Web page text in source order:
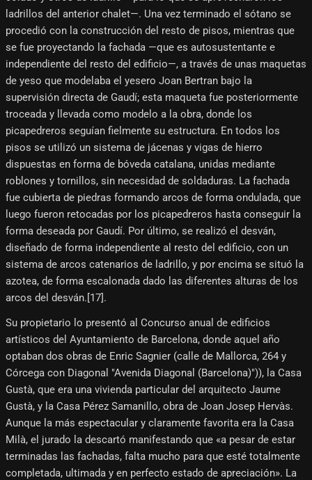
ladrillos del anterior chalet—. Una vez terminado el sótano se
procedió con la construcción del resto de pisos, mientras que
se fue proyectando la fachada —que es autosustentante e
independiente del resto del edificio—, a través de unas maquetas
de yeso que modelaba el yesero Joan Bertran bajo la
supervisión directa de Gaudí; esta maqueta fue posteriormente
troceada y llevada como modelo a la obra, donde los
picapedreros seguían fielmente su estructura. En todos los
pisos se utilizó un sistema de jácenas y vigas de hierro
dispuestas en forma de bóveda catalana, unidas mediante
roblones y tornillos, sin necesidad de soldaduras. La fachada
fue cubierta de piedras formando arcos de forma ondulada, que
luego fueron retocadas por los picapedreros hasta conseguir la
forma deseada por Gaudí. Por último, se realizó el desván,
diseñado de forma independiente al resto del edificio, con un
sistema de arcos catenarios de ladrillo, y por encima se situó la
azotea, de forma escalonada dado las diferentes alturas de los
arcos del desván.[17]​.
Su propietario lo presentó al Concurso anual de edificios
artísticos del Ayuntamiento de Barcelona, donde aquel año
optaban dos obras de Enric Sagnier (calle de Mallorca, 264 y
Córcega con Diagonal "Avenida Diagonal (Barcelona)")), la Casa
Gustà, que era una vivienda particular del arquitecto Jaume
Gustà, y la Casa Pérez Samanillo, obra de Joan Josep Hervàs.
Aunque la más espectacular y claramente favorita era la Casa
Milà, el jurado la descartó manifestando que «a pesar de estar
terminadas las fachadas, falta mucho para que esté totalmente
completada, ultimada y en perfecto estado de apreciación». La